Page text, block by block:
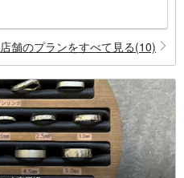
店舗のプランをすべて見る(10)